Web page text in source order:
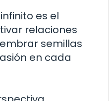
es el
relaciones
semillas
en cada